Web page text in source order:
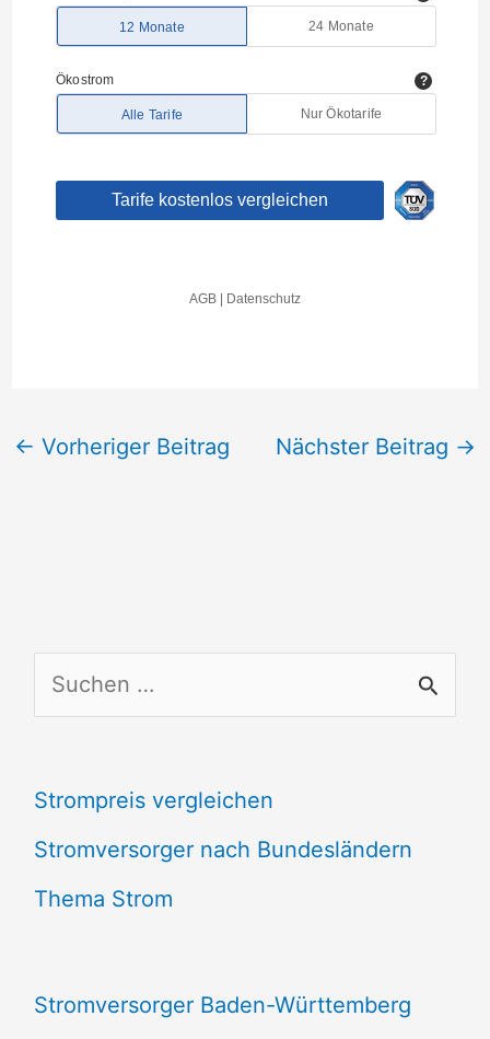
← Vorheriger Beitrag Nächster Beitrag →
u
h
e
n
Strompreis vergleichen
Stromversorger nach Bundesländern
Thema Strom
Stromversorger Baden-Württemberg